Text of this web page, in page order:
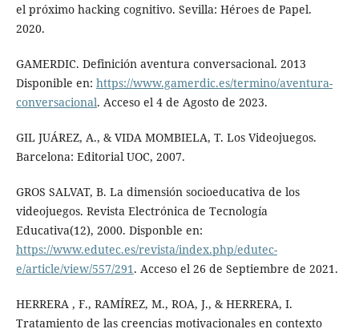
el próximo hacking cognitivo. Sevilla: Héroes de Papel.
2020.
GAMERDIC. Definición aventura conversacional. 2013
Disponible en: https://www.gamerdic.es/termino/aventura-
conversacional. Acceso el 4 de Agosto de 2023.
GIL JUÁREZ, A., & VIDA MOMBIELA, T. Los Videojuegos.
Barcelona: Editorial UOC, 2007.
GROS SALVAT, B. La dimensión socioeducativa de los
videojuegos. Revista Electrónica de Tecnología
Educativa(12), 2000. Disponble en:
https://www.edutec.es/revista/index.php/edutec-
e/article/view/557/291 . Acceso el 26 de Septiembre de 2021.
HERRERA , F., RAMÍREZ, M., ROA, J., & HERRERA, I.
Tratamiento de las creencias motivacionales en contexto